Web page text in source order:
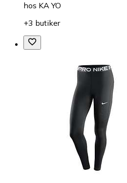
hos KA YO
+3 butiker